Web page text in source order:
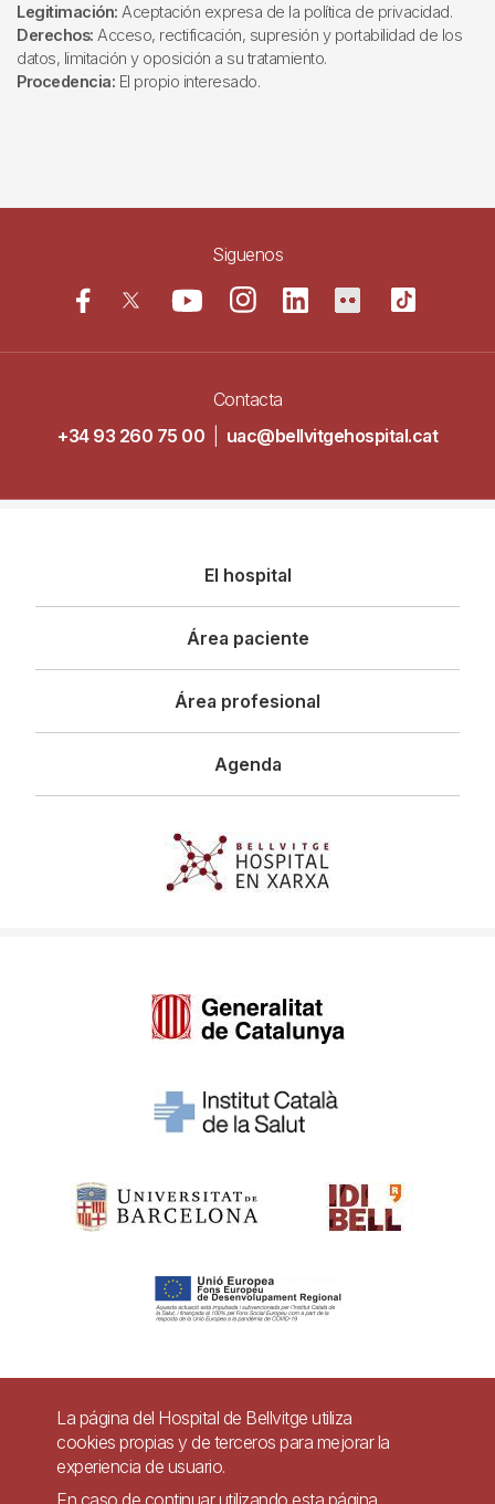
Legitimación: Aceptación expresa de la política de privacidad.
Derechos: Acceso, rectificación, supresión y portabilidad de los
datos, limitación y oposición a su tratamiento.
Procedencia: El propio interesado.
Siguenos
Contacta
+34 93 260 75 00
uac@bellvitgehospital.cat
principal
El hospital
Área paciente
Área profesional
Agenda
Pie
Contacto
Accesibilidad
La página del Hospital de Bellvitge utiliza
cookies propias y de terceros para mejorar la
experiencia de usuario.